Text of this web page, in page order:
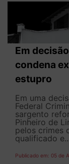
Em
condena
estupro
Em uma
Federal
sargento
Pinheiro de
pelos crimes
qualificado
Publicado em: 05 de